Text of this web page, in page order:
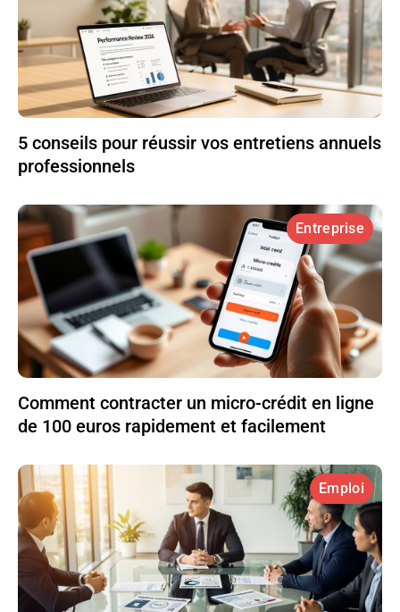
5 conseils pour réussir vos entretiens annuels
professionnels
Entreprise
Comment contracter un micro-crédit en ligne
de 100 euros rapidement et facilement
Emploi